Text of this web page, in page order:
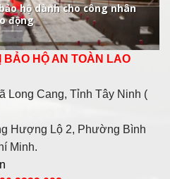
hộ dành cho công nhân
động
BẢO HỘ AN TOÀN LAO
Long Cang, Tỉnh Tây Ninh (
Hượng Lộ 2, Phường Bình
Minh.